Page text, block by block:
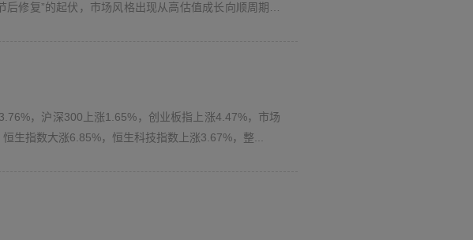
修复”的起伏，市场风格出现从高估值成长向顺周期及
，沪深300上涨1.65%，创业板指上涨4.47%，市场
生指数大涨6.85%，恒生科技指数上涨3.67%，整...